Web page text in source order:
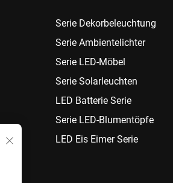
Serie Dekorbeleuchtung
Serie Ambientelichter
Serie LED-Möbel
Serie Solarleuchten
LED Batterie Serie
Serie LED-Blumentöpfe
LED Eis Eimer Serie